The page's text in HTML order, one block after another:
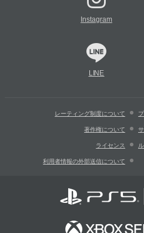
Instagram
LINE
レーティング制度について
著作権について
ライセンス
利用者情報の外部送信について